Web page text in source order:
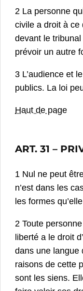
2 La personne
civile a droit à ce
devant le
prévoir un autre
3 L’audience et
publics. La loi
Haut de page
ART. 31 –
1 Nul ne peut
n’est dans les
les formes
2 Toute
liberté a le droit
dans une langue
raisons de cette
sont les siens.